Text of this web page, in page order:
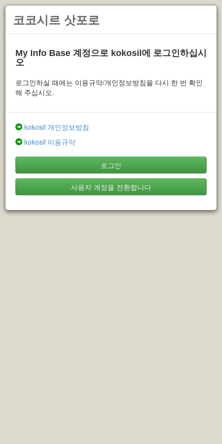
코코시르 삿포로
My Info Base 계정으로 kokosil에 로그인하십시
오
로그인하실 때에는 이용규약/개인정보방침을 다시 한 번 확인
해 주십시오.
kokosil 개인정보방침
kokosil 이용규약
로그인
사용자 계정을 전환합니다